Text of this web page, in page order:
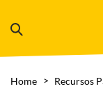
Home Recursos